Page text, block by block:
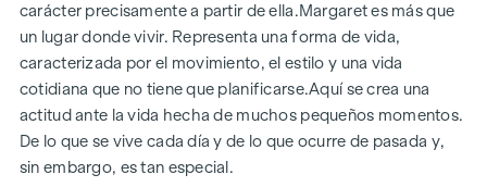
carácter precisamente a partir de ella.Margaretes más que
un lugar donde vivir. Representa una forma de vida,
caracterizada por el movimiento, el estilo y una vida
cotidiana que no tiene que planificarse.Aquí se crea una
actitud ante la vida hecha de muchos pequeños momentos.
De lo que se vive cada día y de lo que ocurre de pasada y,
sin embargo, es tan especial.